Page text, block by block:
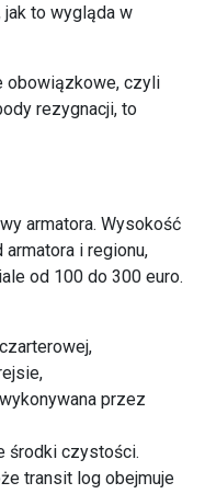
jak to wygląda w
obowiązkowe, czyli
rezygnacji, to
armatora. Wysokość
armatora i regionu,
od 100 do 300 euro.
przez
środki czystości.
transit log obejmuje